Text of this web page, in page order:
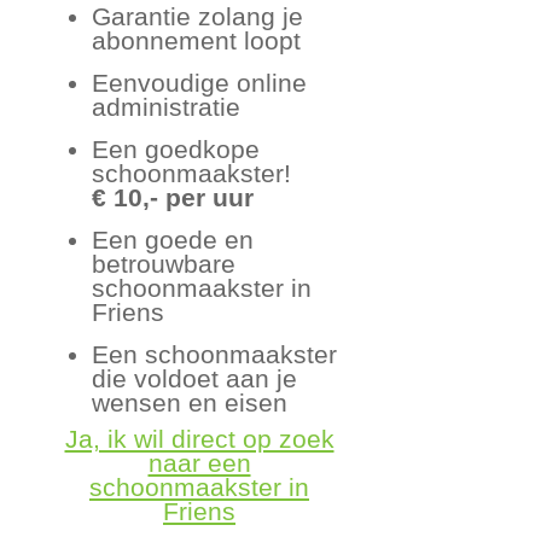
Garantie zolang je
abonnement loopt
Eenvoudige online
administratie
Een goedkope
schoonmaakster!
€ 10,- per uur
Een goede en
betrouwbare
schoonmaakster in
Friens
Een schoonmaakster
die voldoet aan je
wensen en eisen
Ja, ik wil direct op zoek
naar een
schoonmaakster in
Friens